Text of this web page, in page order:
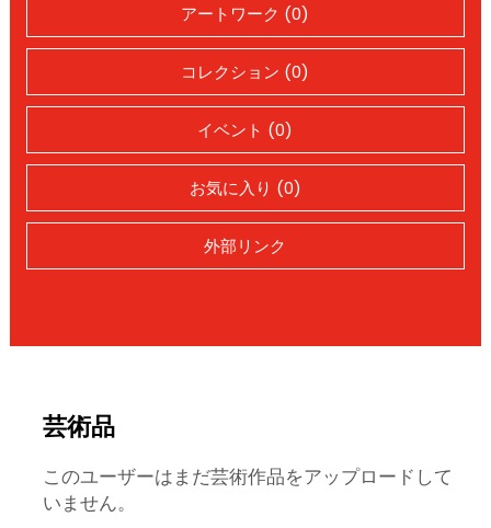
アートワーク (0)
コレクション (0)
イベント (0)
お気に入り (0)
外部リンク
芸術品
このユーザーはまだ芸術作品をアップロードして
いません。